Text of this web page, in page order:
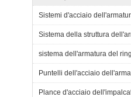
Sistemi d'acciaio
Sistema della struttura
sistema dell'armatura del
Puntelli dell'acciaio
Plance d'acciaio